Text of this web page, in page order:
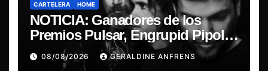
CARTELERA HOME
NOTICIA: Ganadores de los
Premios Pulsar, Engrupid Pipol
presentan show exclusivo.
08/08/2026 GERALDINE ANFRENS